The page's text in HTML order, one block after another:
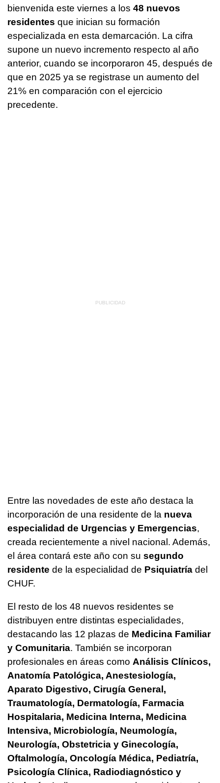
bienvenida este viernes a los 48 nuevos
residentes que inician su formación
especializada en esta demarcación. La cifra
supone un nuevo incremento respecto al año
anterior, cuando se incorporaron 45, después de
que en 2025 ya se registrase un aumento del
21% en comparación con el ejercicio
precedente.
Entre las novedades de este año destaca la
incorporación de una residente de la nueva
especialidad de Urgencias y Emergencias,
creada recientemente a nivel nacional. Además,
el área contará este año con su segundo
residente de la especialidad de Psiquiatría del
CHUF.
El resto de los 48 nuevos residentes se
distribuyen entre distintas especialidades,
destacando las 12 plazas de Medicina Familiar
y Comunitaria. También se incorporan
profesionales en áreas como Análisis Clínicos,
Anatomía Patológica, Anestesiología,
Aparato Digestivo, Cirugía General,
Traumatología, Dermatología, Farmacia
Hospitalaria, Medicina Interna, Medicina
Intensiva, Microbiología, Neumología,
Neurología, Obstetricia y Ginecología,
Oftalmología, Oncología Médica, Pediatría,
Psicología Clínica, Radiodiagnóstico y